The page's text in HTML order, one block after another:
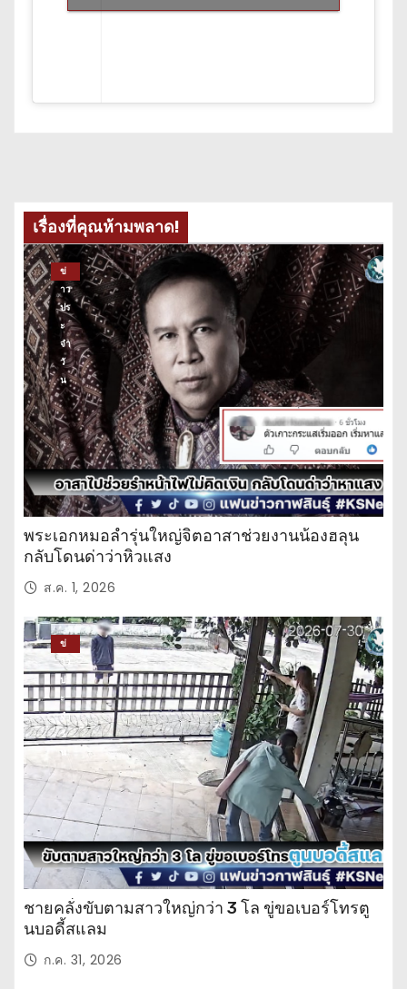
เรื่องที่คุณห้ามพลาด!
ข่
าว
ปร
ะ
จำ
วั
น
พระเอกหมอลำรุ่นใหญ่จิตอาสาช่วยงานน้องฮลุน
กลับโดนด่าว่าหิวแสง
ส.ค. 1, 2026
ข่
าว
ปร
ะ
จำ
วั
น
ชายคลั่งขับตามสาวใหญ่กว่า 3 โล ขู่ขอเบอร์โทรตู
นบอดี้สแลม
ก.ค. 31, 2026